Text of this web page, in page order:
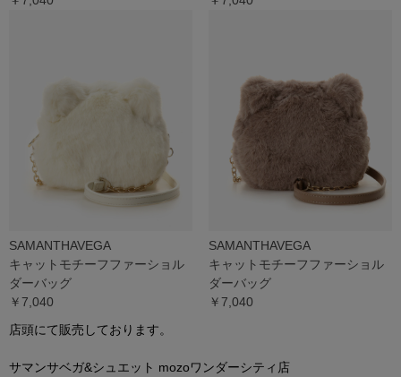
SAMANTHAVEGA
キャットモチーフファーショル
ダーバッグ
￥7,040
SAMANTHAVEGA
キャットモチーフファーショル
ダーバッグ
￥7,040
店頭にて販売しております。
サマンサベガ&シュエット mozoワンダーシティ店